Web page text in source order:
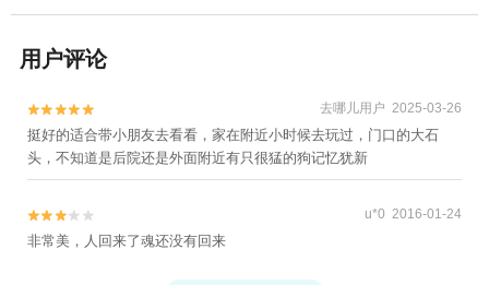
用户评论

 去哪儿用户 2025-03-26
挺好的适合带小朋友去看看，家在附近小时候去玩过，门口的大石
头，不知道是后院还是外面附近有只很猛的狗记忆犹新

 u*0 2016-01-24
非常美，人回来了魂还没有回来